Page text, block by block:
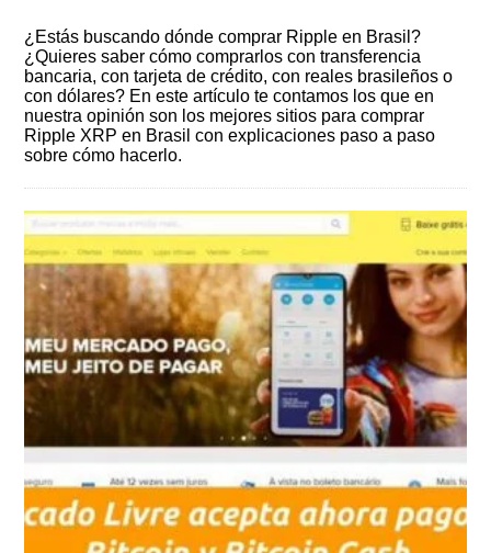
¿Estás buscando dónde comprar Ripple en Brasil?
¿Quieres saber cómo comprarlos con transferencia
bancaria, con tarjeta de crédito, con reales brasileños o
con dólares? En este artículo te contamos los que en
nuestra opinión son los mejores sitios para comprar
Ripple XRP en Brasil con explicaciones paso a paso
sobre cómo hacerlo.